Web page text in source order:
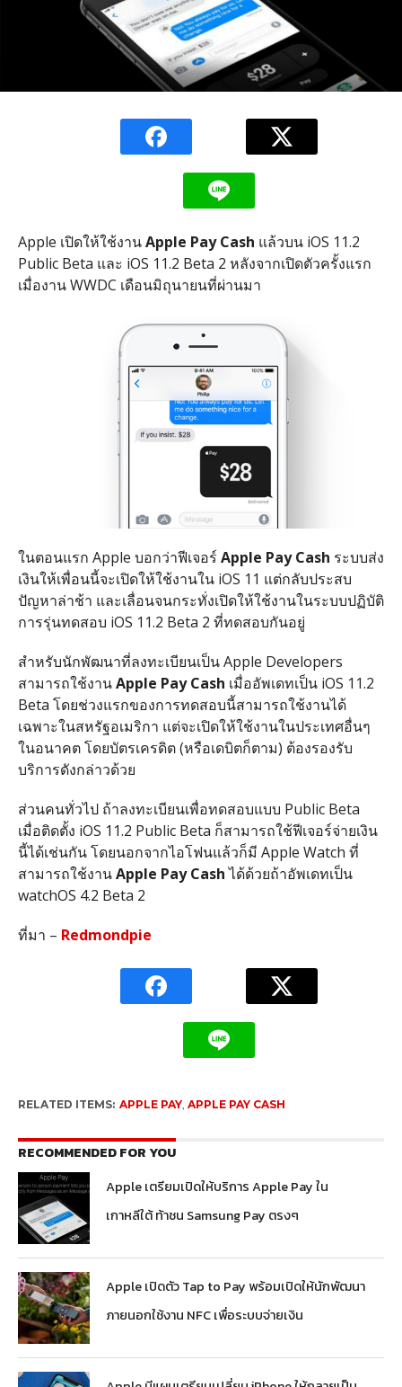
Apple เปิดให้ใช้งานApple Pay Cash แล้วบน iOS 11.2
Public Beta และ iOS 11.2 Beta 2 หลังจากเปิดตัวครั้งแรก
เมื่องาน WWDC เดือนมิถุนายนที่ผ่านมา
ในตอนแรก Apple บอกว่าฟีเจอร์ Apple Pay Cash ระบบส่ง
เงินให้เพื่อนนี้จะเปิดให้ใช้งานใน iOS 11 แต่กลับประสบ
ปัญหาล่าช้า และเลื่อนจนกระทั่งเปิดให้ใช้งานในระบบปฏิบัติ
การรุ่นทดสอบ iOS 11.2 Beta 2 ที่ทดสอบกันอยู่
สำหรับนักพัฒนาที่ลงทะเบียนเป็น Apple Developers
สามารถใช้งานApple Pay Cash เมื่ออัพเดทเป็น iOS 11.2
Beta โดยช่วงแรกของการทดสอบนี้สามารถใช้งานได้
เฉพาะในสหรัฐอเมริกา แต่จะเปิดให้ใช้งานในประเทศอื่นๆ
ในอนาคต โดยบัตรเครดิต (หรือเดบิตก็ตาม) ต้องรองรับ
บริการดังกล่าวด้วย
ส่วนคนทั่วไป ถ้าลงทะเบียนเพื่อทดสอบแบบ Public Beta
เมื่อติดตั้ง iOS 11.2 Public Beta ก็สามารถใช้ฟีเจอร์จ่ายเงิน
นี้ได้เช่นกัน โดยนอกจากไอโฟนแล้วก็มี Apple Watch ที่
สามารถใช้งานApple Pay Cashได้ด้วยถ้าอัพเดทเป็น
watchOS 4.2 Beta 2
ที่มา – Redmondpie
RELATED ITEMS: APPLE PAY, APPLE PAY CASH
RECOMMENDED FOR YOU
Apple เตรียมเปิดให้บริการ Apple Pay ใน
เกาหลีใต้ ท้าชน Samsung Pay ตรงๆ
Apple เปิดตัว Tap to Pay พร้อมเปิดให้นักพัฒนา
ภายนอกใช้งาน NFC เพื่อระบบจ่ายเงิน